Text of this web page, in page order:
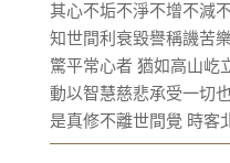
其心不垢不淨不增不減
知世間利衰毀譽稱譏苦
驚平常心者 猶如高山屹
動以智慧慈悲承受一切
是真修不離世間覺 時客